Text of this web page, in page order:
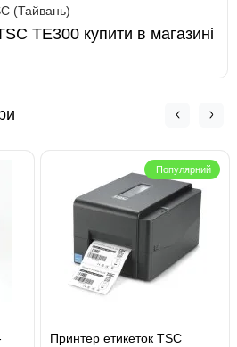
(Тайвань)
TE300 купити в магазині
Популярний
Принтер етикеток TSC